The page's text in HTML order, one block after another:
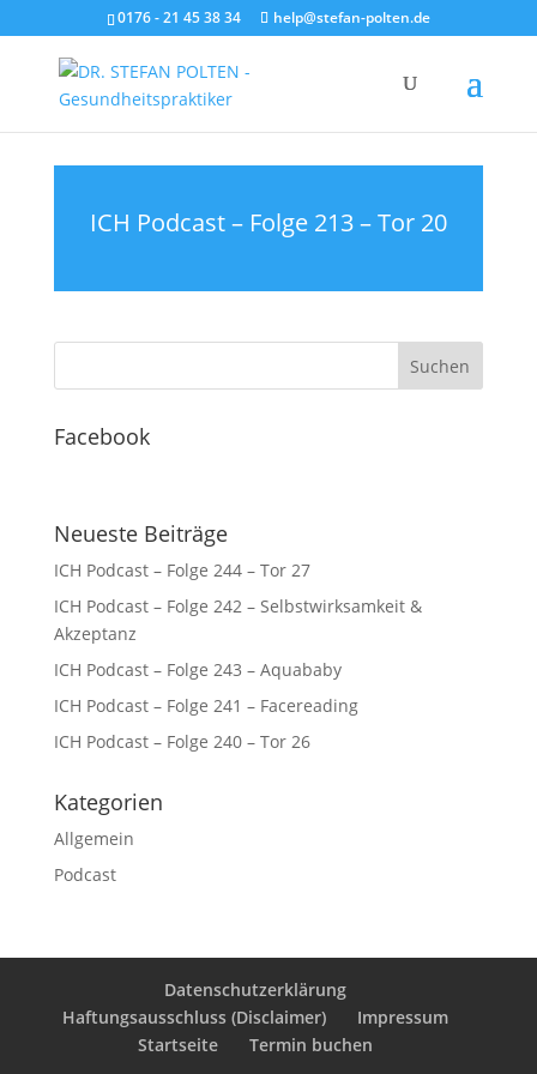
0176 - 21 45 38 34 help@stefan-polten.de
ICH Podcast – Folge 213 – Tor 20
Facebook
Neueste Beiträge
ICH Podcast – Folge 244 – Tor 27
ICH Podcast – Folge 242 – Selbstwirksamkeit &
Akzeptanz
ICH Podcast – Folge 243 – Aquababy
ICH Podcast – Folge 241 – Facereading
ICH Podcast – Folge 240 – Tor 26
Kategorien
Allgemein
Podcast
Datenschutzerklärung
Haftungsausschluss (Disclaimer)
Impressum
Startseite
Termin buchen